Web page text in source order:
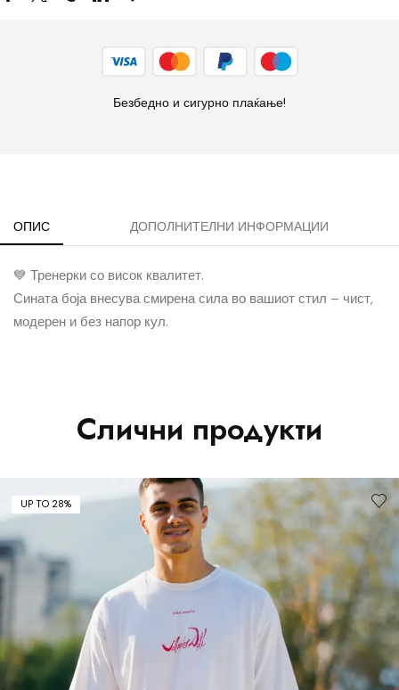
Безбедно и сигурно плаќање!
ОПИС ДОПОЛНИТЕЛНИ ИНФОРМАЦИИ
💙 Тренерки со висок квалитет.
Сината боја внесува смирена сила во вашиот стил – чист,
модерен и без напор кул.
Слични продукти
UP TO 28%